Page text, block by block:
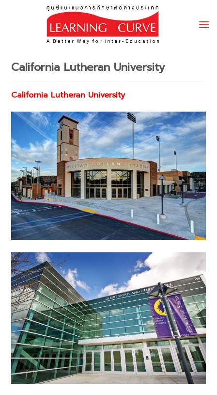
California Lutheran University
California Lutheran University